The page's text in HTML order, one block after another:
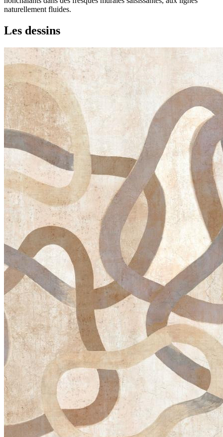
naturellement fluides.
Les dessins